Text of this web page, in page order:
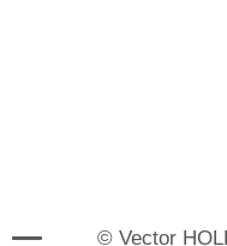
© Vector